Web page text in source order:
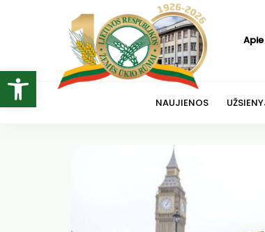
Open toolbar
NAUJIENOS